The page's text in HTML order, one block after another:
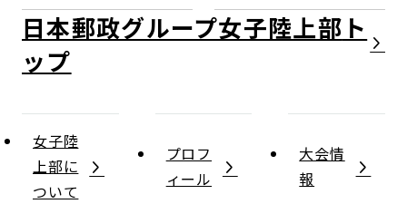
日本郵政グループ女子陸上部
女子陸
上部に
ついて
プロフ
ィール
大会情
報